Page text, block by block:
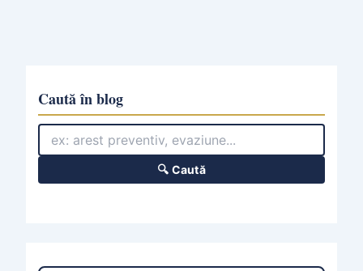
Caută în blog
🔍 Caută